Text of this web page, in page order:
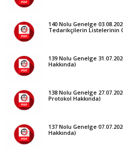
140 Nolu Genelge
Tedarikçilerin Listelerinin
139 Nolu Genelge
Hakkında)
138 Nolu Genelge
Protokol Hakkında)
137 Nolu Genelge
Hakkında)